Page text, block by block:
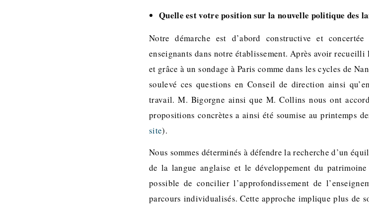
Quelle est votre position sur la nouvelle politique des
Notre démarche est d’abord constructive et
enseignants dans notre établissement. Après avoir
et grâce à un sondage à Paris comme dans les cycles de
soulevé ces questions en Conseil de direction ainsi
travail. M. Bigorgne ainsi que M. Collins nous ont
propositions concrètes a ainsi été soumise au printemps
site).
Nous sommes déterminés à défendre la recherche d’un
de la langue anglaise et le développement du
possible de concilier l’approfondissement de
parcours individualisés. Cette approche implique plus de